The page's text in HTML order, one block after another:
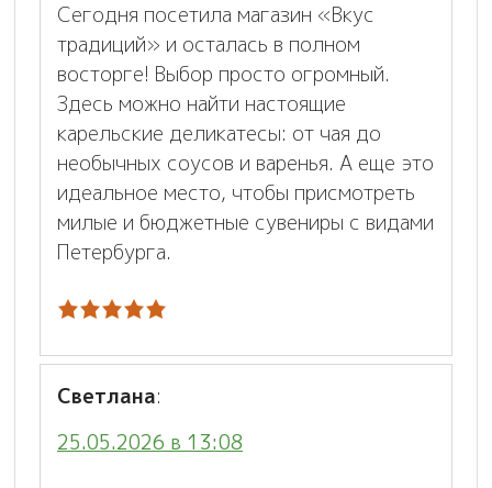
Сегодня посетила магазин «Вкус
традиций» и осталась в полном
восторге! Выбор просто огромный.
Здесь можно найти настоящие
карельские деликатесы: от чая до
необычных соусов и варенья. А еще это
идеальное место, чтобы присмотреть
милые и бюджетные сувениры с видами
Петербурга.
Светлана:
25.05.2026 в 13:08